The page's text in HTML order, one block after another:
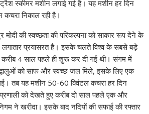
स्कीमर मशीन लगाई गई है। यह मशीन हर दिन
निकाल रही है।
की स्वच्छता की परिकल्पना को साकार रूप देने के
लगातार प्रयासरत है। इसके चलते विश्व के सबसे बड़े
करीब 4 साल पहले ही शुरू कर दी गई थी। संगम में
को साफ और स्वच्छ जल मिले, इसके लिए एक
तब यह मशीन 50-60 क्विंटल कचरा हर दिन
को देखते हुए करीब दो साल पहले एक और
ने खरीदा। इसके बाद नदियों की सफाई की रफ्तार